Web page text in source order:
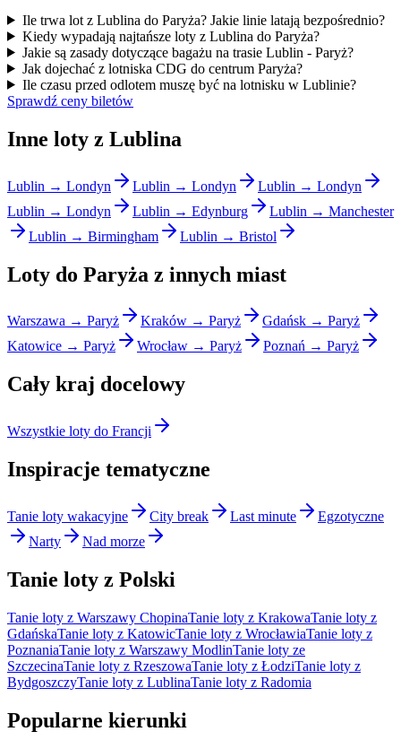
Ile trwa lot z Lublina do Paryża? Jakie linie latają bezpośrednio?
Kiedy wypadają najtańsze loty z Lublina do Paryża?
Jakie są zasady dotyczące bagażu na trasie Lublin - Paryż?
Jak dojechać z lotniska CDG do centrum Paryża?
Ile czasu przed odlotem muszę być na lotnisku w Lublinie?
Sprawdź ceny biletów
Inne loty z Lublina
Lublin → Londyn Lublin → Londyn
Lublin → Londyn
Lublin → Londyn
Lublin → Edynburg
Lublin → Manchester
Lublin → Birmingham
Lublin → Bristol
Loty do Paryża z innych miast
Warszawa → Paryż Kraków → Paryż
Gdańsk → Paryż
Katowice → Paryż
Wrocław → Paryż Poznań → Paryż
Cały kraj docelowy
Wszystkie loty do Francji
Inspiracje tematyczne
Tanie loty wakacyjne City break Last minute
Egzotyczne
Narty
Nad morze
Tanie loty z Polski
Tanie loty z Warszawy ChopinaTanie loty z KrakowaTanie loty z
GdańskaTanie loty z KatowicTanie loty z WrocławiaTanie loty z
PoznaniaTanie loty z Warszawy ModlinTanie loty ze
SzczecinaTanie loty z RzeszowaTanie loty z ŁodziTanie loty z
BydgoszczyTanie loty z LublinaTanie loty z Radomia
Popularne kierunki